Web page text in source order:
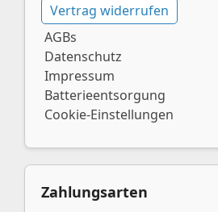
Vertrag widerrufen
AGBs
Datenschutz
Impressum
Batterieentsorgung
Cookie-Einstellungen
Zahlungsarten